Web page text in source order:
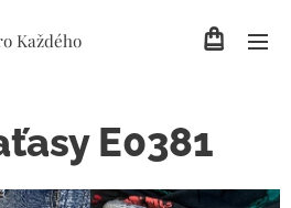
Každého
E0381